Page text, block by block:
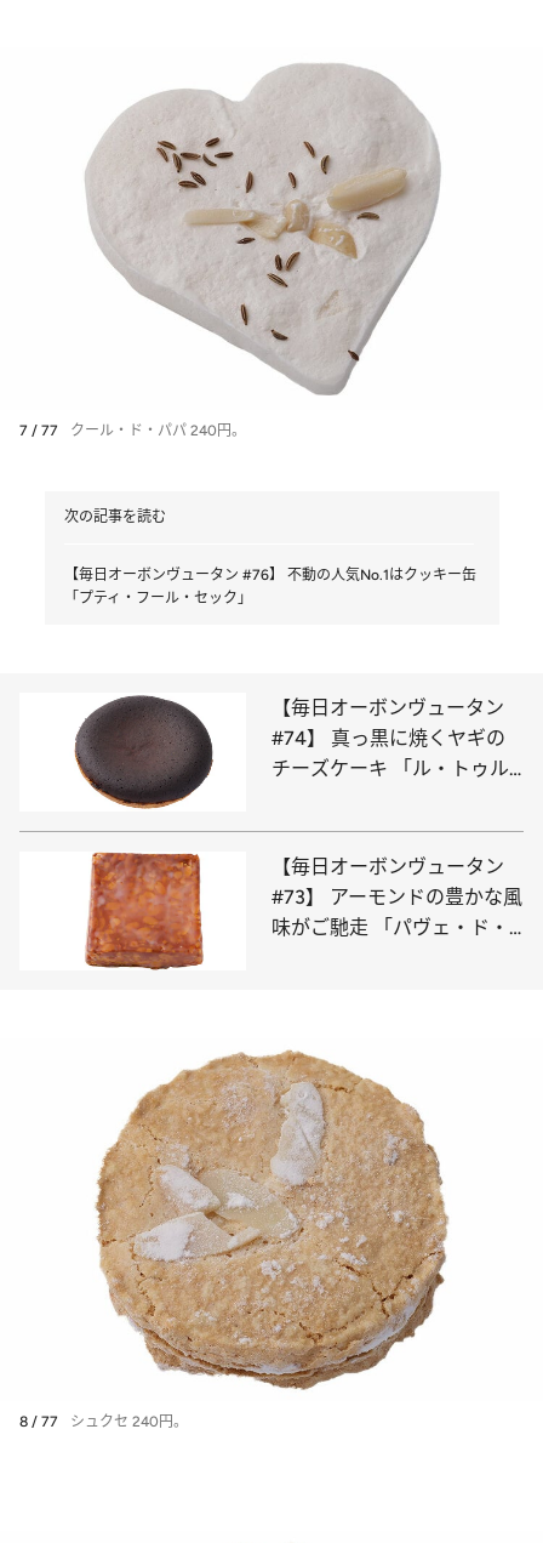
7 / 77 クール・ド・パパ 240円。
次の記事を読む
【毎日オーボンヴュータン #76】 不動の人気No.1はクッキー缶
「プティ・フール・セック」
【毎日オーボンヴュータン
#74】 真っ黒に焼くヤギの
チーズケーキ 「ル・トゥル
【毎日オーボンヴュータン
#73】 アーモンドの豊かな風
味がご馳走 「パヴェ・ド・
8 / 77 シュクセ 240円。